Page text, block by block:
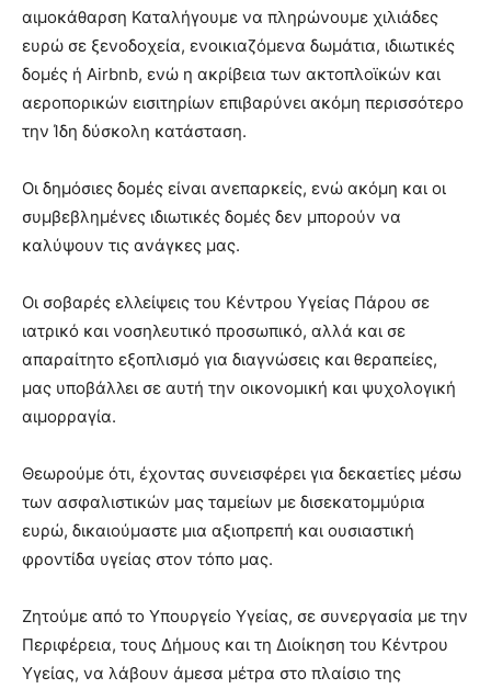
αιμοκάθαρση Καταλήγουμε να πληρώνουμε χιλιάδες
ευρώ σε ξενοδοχεία, ενοικιαζόμενα δωμάτια, ιδιωτικές
δομές ή Airbnb, ενώ η ακρίβεια των ακτοπλοϊκών και
αεροπορικών εισιτηρίων επιβαρύνει ακόμη περισσότερο
την Ίδη δύσκολη κατάσταση.
Οι δημόσιες δομές είναι ανεπαρκείς, ενώ ακόμη και οι
συμβεβλημένες ιδιωτικές δομές δεν μπορούν να
καλύψουν τις ανάγκες μας.
Οι σοβαρές ελλείψεις του Κέντρου Υγείας Πάρου σε
ιατρικό και νοσηλευτικό προσωπικό, αλλά και σε
απαραίτητο εξοπλισμό για διαγνώσεις και θεραπείες,
μας υποβάλλει σε αυτή την οικονομική και ψυχολογική
αιμορραγία.
Θεωρούμε ότι, έχοντας συνεισφέρει για δεκαετίες μέσω
των ασφαλιστικών μας ταμείων με δισεκατομμύρια
ευρώ, δικαιούμαστε μια αξιοπρεπή και ουσιαστική
φροντίδα υγείας στον τόπο μας.
Ζητούμε από το Υπουργείο Υγείας, σε συνεργασία με την
Περιφέρεια, τους Δήμους και τη Διοίκηση του Κέντρου
Υγείας, να λάβουν άμεσα μέτρα στο πλαίσιο της